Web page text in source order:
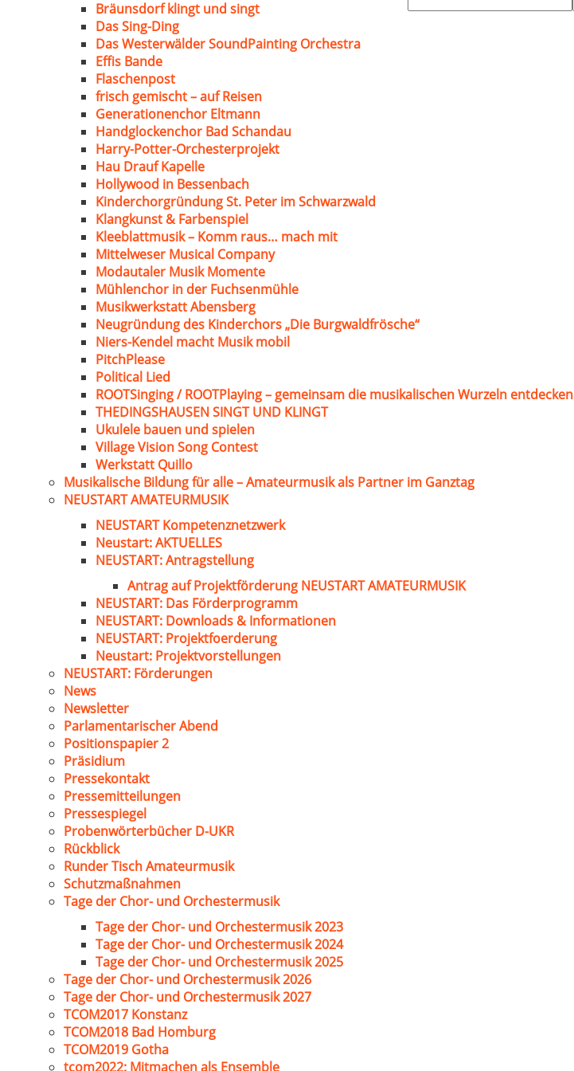
nach:
Bräunsdorf klingt und singt
Das Sing-Ding
Das Westerwälder SoundPainting Orchestra
Effis Bande
Flaschenpost
frisch gemischt – auf Reisen
Generationenchor Eltmann
Handglockenchor Bad Schandau
Harry-Potter-Orchesterprojekt
Hau Drauf Kapelle
Hollywood in Bessenbach
Kinderchorgründung St. Peter im Schwarzwald
Klangkunst & Farbenspiel
Kleeblattmusik – Komm raus… mach mit
Mittelweser Musical Company
Modautaler Musik Momente
Mühlenchor in der Fuchsenmühle
Musikwerkstatt Abensberg
Neugründung des Kinderchors „Die Burgwaldfrösche“
Niers-Kendel macht Musik mobil
PitchPlease
Political Lied
ROOTSinging / ROOTPlaying – gemeinsam die musikalischen Wurzeln entdecken
THEDINGSHAUSEN SINGT UND KLINGT
Ukulele bauen und spielen
Village Vision Song Contest
Werkstatt Quillo
Musikalische Bildung für alle – Amateurmusik als Partner im Ganztag
NEUSTART AMATEURMUSIK
NEUSTART Kompetenznetzwerk
Neustart: AKTUELLES
NEUSTART: Antragstellung
Antrag auf Projektförderung NEUSTART AMATEURMUSIK
NEUSTART: Das Förderprogramm
NEUSTART: Downloads & Informationen
NEUSTART: Projektfoerderung
Neustart: Projektvorstellungen
NEUSTART: Förderungen
News
Newsletter
Parlamentarischer Abend
Positionspapier 2
Präsidium
Pressekontakt
Pressemitteilungen
Pressespiegel
Probenwörterbücher D-UKR
Rückblick
Runder Tisch Amateurmusik
Schutzmaßnahmen
Tage der Chor- und Orchestermusik
Tage der Chor- und Orchestermusik 2023
Tage der Chor- und Orchestermusik 2024
Tage der Chor- und Orchestermusik 2025
Tage der Chor- und Orchestermusik 2026
Tage der Chor- und Orchestermusik 2027
TCOM2017 Konstanz
TCOM2018 Bad Homburg
TCOM2019 Gotha
tcom2022: Mitmachen als Ensemble